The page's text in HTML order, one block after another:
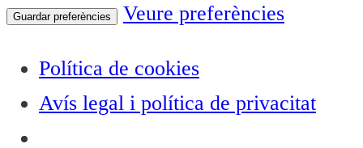
Guardar preferències Veure preferències
Política de cookies
Avís legal i política de privacitat